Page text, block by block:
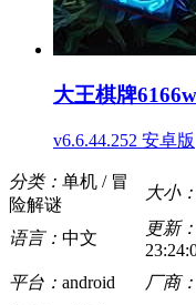
大王棋牌
v6.6.44.252 安卓版
分类： 单机 / 冒
险解谜
大小：
语言： 中文
更新：
平台： android 厂商：